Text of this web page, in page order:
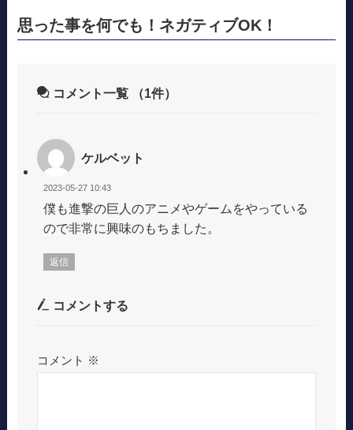
思った事を何でも！ネガティブOK！
コメント一覧 （1件）
ケルベット
2023-05-27 10:43
僕も進撃の巨人のアニメやゲームをやっている
ので非常に興味のもちました。
返信
コメントする
コメント ※